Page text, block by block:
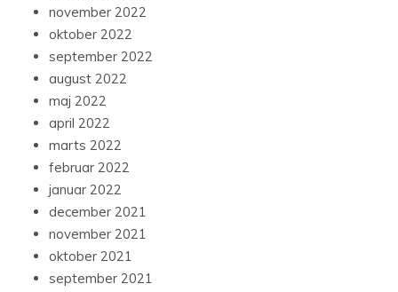
november 2022
oktober 2022
september 2022
august 2022
maj 2022
april 2022
marts 2022
februar 2022
januar 2022
december 2021
november 2021
oktober 2021
september 2021